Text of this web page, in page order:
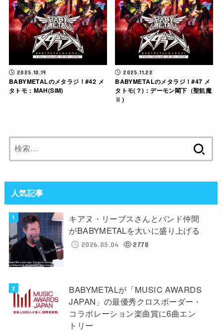
2025.10.19
BABYMETALのメタラジ！#42 メ
タトモ：MAH(SiM)
2025.11.22
BABYMETALのメタラジ！#47 メ
タトモ(？)：デーモン閣下（聖飢魔
Ⅱ）
索:
人気記事
キアヌ・リーブスさんとバンド仲間
がBABYMETALを大いに盛り上げる
2026.05.04 2778
BABYMETALが「MUSIC AWARDS
JAPAN」の最優秀クロスボーダー・
コラボレーション楽曲賞に6曲エン
トリー